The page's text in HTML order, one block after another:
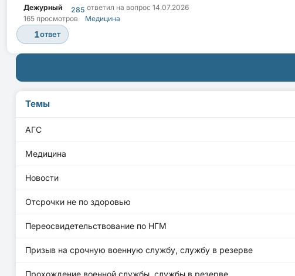
Дежурный 285 ответил на вопрос 14.07.2026
165 просмотров
Медицина
1ответ
Темы
АГС
Медицина
Новости
Отсрочки не по здоровью
Переосвидетельствование по НГМ
Призыв на срочную военную службу, службу в резерве